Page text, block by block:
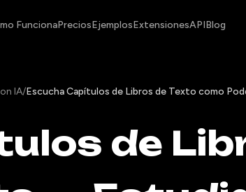
FuncionaPreciosEjemplosExtensionesAPIBlog
IA/Escucha Capítulos de Libros de Texto como
de